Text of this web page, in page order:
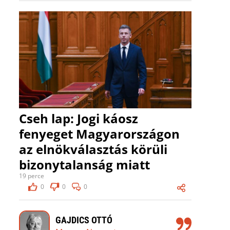
Cseh lap: Jogi káosz
fenyeget Magyarországon
az elnökválasztás körüli
bizonytalanság miatt
19 perce
0
0 0
GAJDICS OTTÓ